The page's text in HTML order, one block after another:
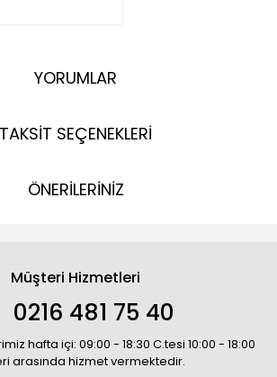
YORUMLAR
TAKSİT SEÇENEKLERİ
ÖNERİLERİNİZ
Müşteri Hizmetleri
0216 481 75 40
hafta içi: 09:00 - 18:30 C.tesi 10:00 - 18:00
arasında hizmet vermektedir.